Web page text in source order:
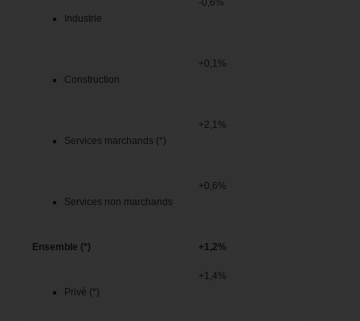
Industrie
-0,6%
Construction
+0,1%
Services marchands (*)
+2,1%
Services non marchands
+0,6%
Ensemble (*) +1,2%
Privé (*)
+1,4%